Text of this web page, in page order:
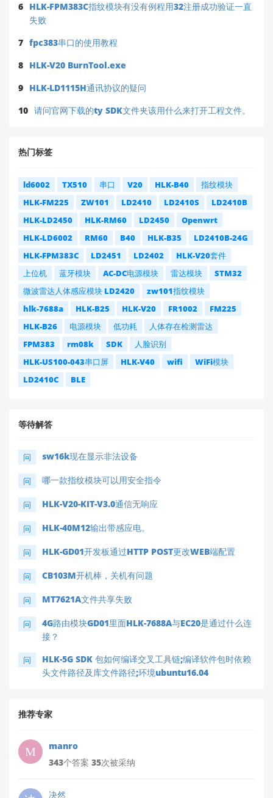
6 HLK-FPM383C指纹模块有没有例程用32注册成功验证一直
失败
7 fpc383串口的使用教程
8 HLK-V20 BurnTool.exe
9 HLK-LD1115H通讯协议的疑问
10 请问官网下载的ty SDK文件夹该用什么来打开工程文件。
热门标签
ld6002 TX510 串口 V20 HLK-B40
指纹模块
HLK-FM225
ZW101 LD2410 LD2410S
LD2410B
HLK-LD2450
HLK-RM60 LD2450
Openwrt
HLK-LD6002
RM60 B40 HLK-B35
LD2410B-24G
HLK-FPM383C
LD2451 LD2402
HLK-V20套件
上位机
蓝牙模块 AC-DC电源模块 雷达模块
STM32
微波雷达人体感应模块 LD2420
zw101指纹模块
hlk-7688a
HLK-B25 HLK-V20 FR1002
FM225
HLK-B26
电源模块 低功耗
人体存在检测雷达
FPM383
rm08k SDK
人脸识别
HLK-US100-043串口屏
HLK-V40 wifi
WiFi模块
LD2410C
BLE
等待解答
问 sw16k现在显示非法设备
问 哪一款指纹模块可以用安全指令
问 HLK-V20-KIT-V3.0通信无响应
问 HLK-40M12输出带感应电。
问 HLK-GD01开发板通过HTTP POST更改WEB端配置
问 CB103M开机棒，关机有问题
问 MT7621A文件共享失败
问
4G路由模块GD01里面HLK-7688A与EC20是通过什么连
接？
问
HLK-5G SDK 包如何编译交叉工具链;编译软件包时依赖
头文件路径及库文件路径;环境ubuntu16.04
推荐专家
manro
343个答案 35次被采纳
决然